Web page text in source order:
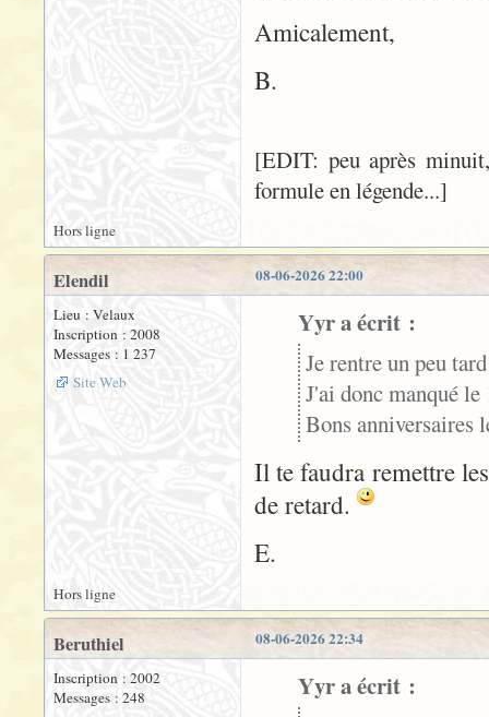
Amicalement,
B.
[EDIT: peu après
formule en légende...]
Hors ligne
08-06-2026 22:00
Elendil
Lieu : Velaux
Inscription : 2008
Messages : 1 237
Site Web
Yyr a écrit :
Je rentre un peu
J'ai donc manqué
Bons anniversaires
Il te faudra remettre
de retard.
E.
Hors ligne
08-06-2026 22:34
Beruthiel
Inscription : 2002
Messages : 248
Yyr a écrit :